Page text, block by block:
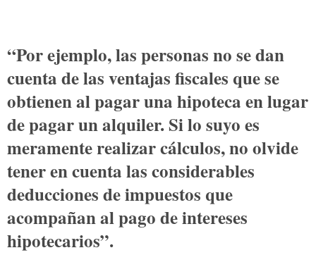
“Por ejemplo, las personas no se dan
cuenta de las ventajas fiscales que se
obtienen al pagar una hipoteca en lugar
de pagar un alquiler. Si lo suyo es
meramente realizar cálculos, no olvide
tener en cuenta las considerables
deducciones de impuestos que
acompañan al pago de intereses
hipotecarios”.